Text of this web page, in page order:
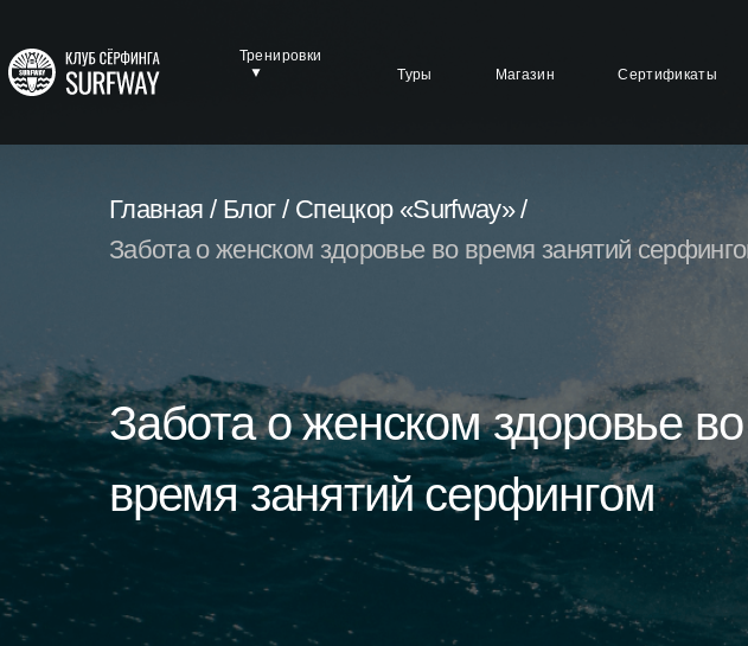
Тренировки
Туры
Магазин Сертификаты
Главная / Блог / Спецкор «Surfway» /
Забота о женском здоровье во время занятий
Забота о женском здоровье во
время занятий серфингом